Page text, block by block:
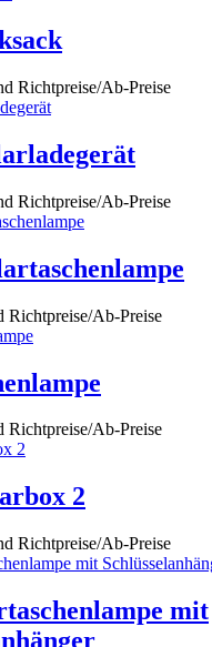
Richtpreise/Ab-Preise
Richtpreise/Ab-Preise
Richtpreise/Ab-Preise
Richtpreise/Ab-Preise
2
Richtpreise/Ab-Preise
mit